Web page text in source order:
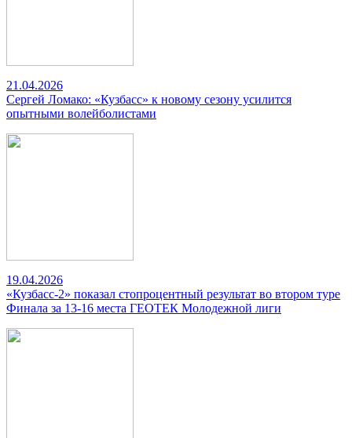
21.04.2026
Сергей Ломако: «Кузбасс» к новому сезону усилится
опытными волейболистами
19.04.2026
«Кузбасс-2» показал стопроцентный результат во втором туре
Финала за 13-16 места ГЕОТЕК Молодежной лиги